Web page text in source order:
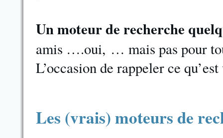
Un moteur de recherche
amis ….oui, … mais pas pour
L’occasion de rappeler ce
Les (vrais) moteurs de